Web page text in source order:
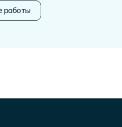
работы